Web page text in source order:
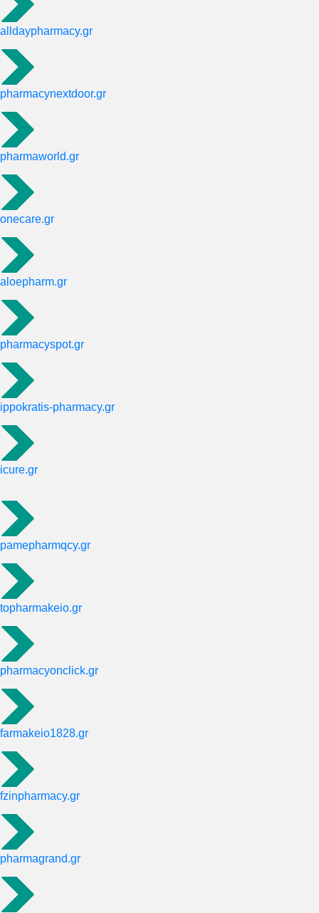
alldaypharmacy.gr
pharmacynextdoor.gr
pharmaworld.gr
onecare.gr
aloepharm.gr
pharmacyspot.gr
ippokratis-pharmacy.gr
icure.gr
pamepharmqcy.gr
topharmakeio.gr
pharmacyonclick.gr
farmakeio1828.gr
fzinpharmacy.gr
pharmagrand.gr